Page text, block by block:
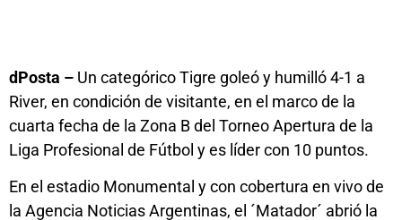
dPosta – Un categórico Tigre goleó y humilló 4-1 a
River, en condición de visitante, en el marco de la
cuarta fecha de la Zona B del Torneo Apertura de la
Liga Profesional de Fútbol y es líder con 10 puntos.
En el estadio Monumental y con cobertura en vivo de
la Agencia Noticias Argentinas, el ´Matador´ abrió la